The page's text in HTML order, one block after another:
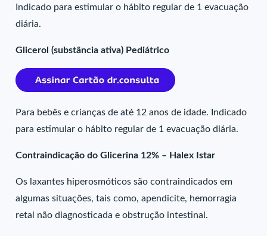
Indicado para estimular o hábito regular de 1 evacuação
diária.
Glicerol (substância ativa) Pediátrico
Para bebês e crianças de até 12 anos de idade. Indicado
para estimular o hábito regular de 1 evacuação diária.
Contraindicação do Glicerina 12% – Halex Istar
Os laxantes hiperosmóticos são contraindicados em
algumas situações, tais como, apendicite, hemorragia
retal não diagnosticada e obstrução intestinal.